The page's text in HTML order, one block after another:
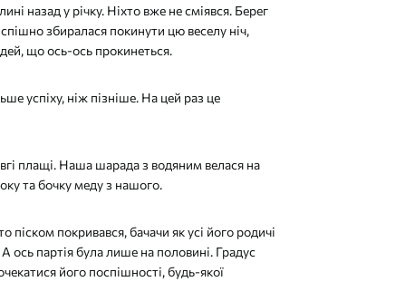
​​назад у річку. Ніхто вже не сміявся. Берег
збиралася покинути цю веселу ніч,
що ось-ось прокинеться.
успіху, ніж пізніше. На цей раз це
плащі. Наша шарада з водяним велася на
та бочку меду з нашого.
піском покривався, бачачи як усі його родичі
ось партія була лише на половині. Градус
його поспішності, будь-якої